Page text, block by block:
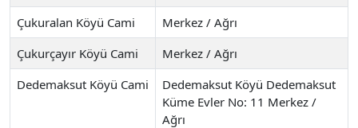
Çukuralan Köyü Cami
Merkez / Ağrı
Çukurçayır Köyü Cami
Merkez / Ağrı
Dedemaksut Köyü Cami
Dedemaksut Köyü Dedemaksut
Küme Evler No: 11 Merkez /
Ağrı